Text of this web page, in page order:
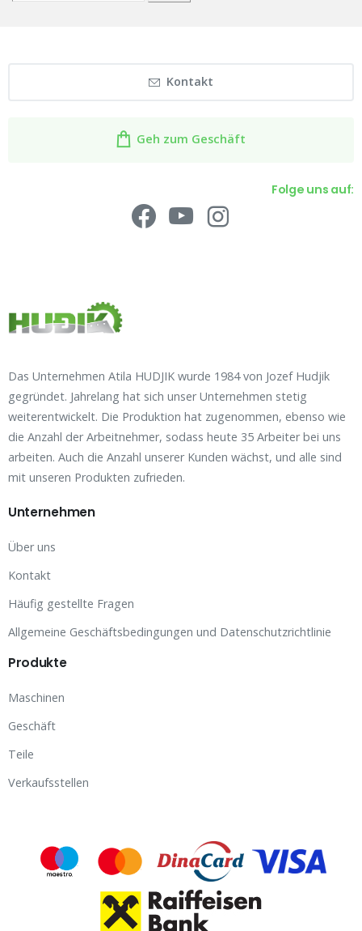
Kontakt
Geh zum Geschäft
Folge uns auf:
Das Unternehmen Atila HUDJIK wurde 1984 von Jozef Hudjik
gegründet. Jahrelang hat sich unser Unternehmen stetig
weiterentwickelt. Die Produktion hat zugenommen, ebenso wie
die Anzahl der Arbeitnehmer, sodass heute 35 Arbeiter bei uns
arbeiten. Auch die Anzahl unserer Kunden wächst, und alle sind
mit unseren Produkten zufrieden.
Unternehmen
Über uns
Kontakt
Häufig gestellte Fragen
Allgemeine Geschäftsbedingungen und Datenschutzrichtlinie
Produkte
Maschinen
Geschäft
Teile
Verkaufsstellen